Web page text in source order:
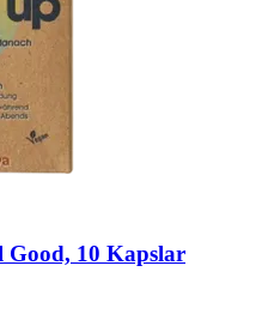
Good, 10 Kapslar